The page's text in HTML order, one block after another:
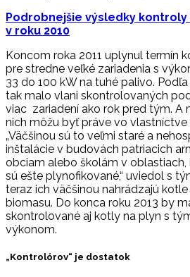
Podrobnejšie výsledky
v roku 2010
Koncom roka 2011 uplynul termín
pre stredne veľké zariadenia s
33 do 100 kW na tuhé palivo. Podľa
tak malo vlani skontrolovaných
viac zariadení ako rok pred tým. A
nich môžu byť práve vo vlastníctve
„Väčšinou sú to veľmi staré a
inštalácie v budovách patriacich
obciam alebo školám v oblastiach,
sú ešte plynofikované,“ uviedol s
teraz ich väčšinou nahrádzajú kotle
biomasu. Do konca roku 2013 by
skontrolované aj kotly na plyn s
výkonom.
„Kontrolórov“ je dostatok